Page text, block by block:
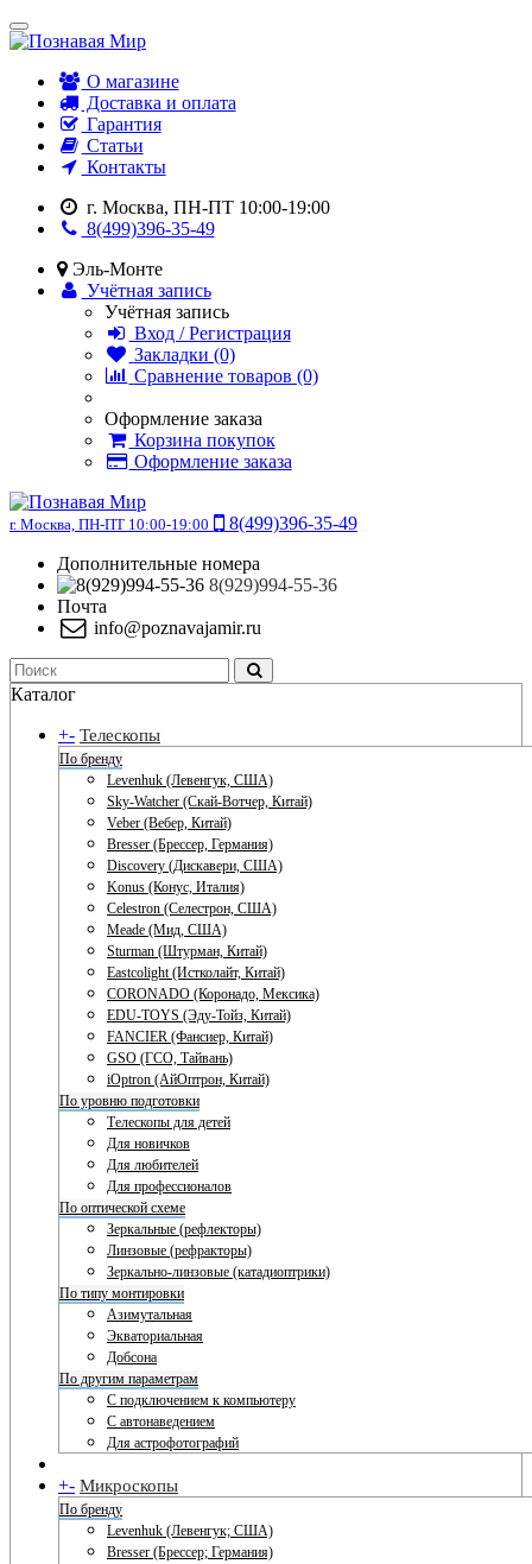
О магазине
Доставка и оплата
Гарантия
Статьи
Контакты
г. Москва, ПН-ПТ 10:00-19:00
8(499)396-35-49
Эль-Монте
Учётная запись
Учётная запись
Вход / Регистрация
Закладки (0)
Сравнение товаров (0)
Оформление заказа
Корзина покупок
Оформление заказа
г. Москва, ПН-ПТ 10:00-19:00
8(499)396-35-49
Дополнительные номера
8(929)994-55-36
Почта
info@poznavajamir.ru
Каталог
+- Телескопы
По бренду
Levenhuk (Левенгук, США)
Sky-Watcher (Скай-Вотчер, Китай)
Veber (Вебер, Китай)
Bresser (Брессер, Германия)
Discovery (Дискавери, США)
Konus (Конус, Италия)
Celestron (Селестрон, США)
Meade (Мид, США)
Sturman (Штурман, Китай)
Eastcolight (Истколайт, Китай)
CORONADO (Коронадо, Мексика)
EDU-TOYS (Эду-Тойз, Китай)
FANCIER (Фансиер, Китай)
GSO (ГСО, Тайвань)
iOptron (АйОптрон, Китай)
По уровню подготовки
Телескопы для детей
Для новичков
Для любителей
Для профессионалов
По оптической схеме
Зеркальные (рефлекторы)
Линзовые (рефракторы)
Зеркально-линзовые (катадиоптрики)
По типу монтировки
Азимутальная
Экваториальная
Добсона
По другим параметрам
С подключением к компьютеру
С автонаведением
Для астрофотографий
+- Микроскопы
По бренду
Levenhuk (Левенгук; США)
Bresser (Брессер; Германия)